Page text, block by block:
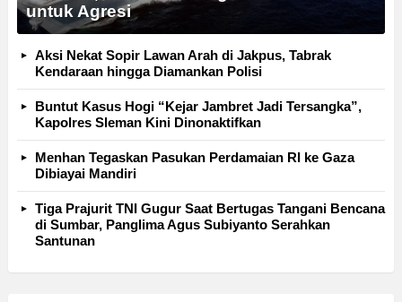
untuk Agresi
Aksi Nekat Sopir Lawan Arah di Jakpus, Tabrak
Kendaraan hingga Diamankan Polisi
Buntut Kasus Hogi “Kejar Jambret Jadi Tersangka”,
Kapolres Sleman Kini Dinonaktifkan
Menhan Tegaskan Pasukan Perdamaian RI ke Gaza
Dibiayai Mandiri
Tiga Prajurit TNI Gugur Saat Bertugas Tangani Bencana
di Sumbar, Panglima Agus Subiyanto Serahkan
Santunan